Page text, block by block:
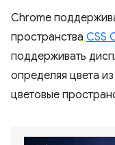
Chrome
пространства CSS
поддерживать
определяя цвета
цветовые